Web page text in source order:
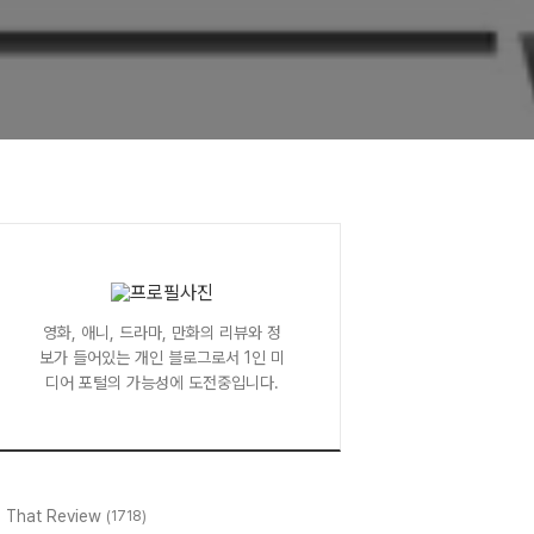
영화, 애니, 드라마, 만화의 리뷰와 정
보가 들어있는 개인 블로그로서 1인 미
디어 포털의 가능성에 도전중입니다.
That Review (1718)